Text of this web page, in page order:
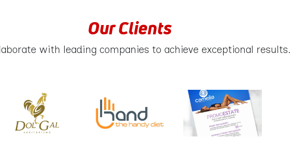
Our Clients
with leading companies to achieve exceptional results.